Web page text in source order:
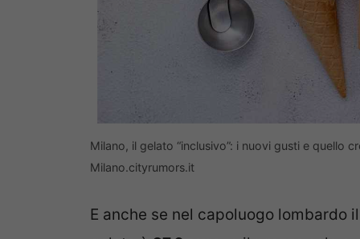
Milano, il gelato “inclusivo”: i nuovi gusti e quello
Milano.cityrumors.it
E anche se nel capoluogo lombardo